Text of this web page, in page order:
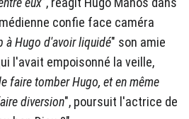
confie face caméra
à Hugo d'avoir liquidé" son amie
l'avait empoisonné la veille,
faire tomber Hugo, et en même
diversion", poursuit l'actrice de